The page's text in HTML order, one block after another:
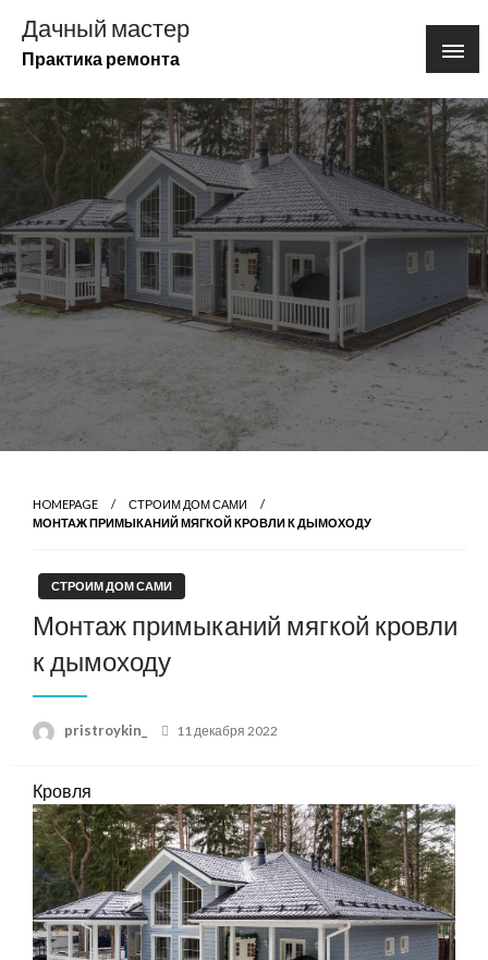
содержимому
Дачный мастер
Практика ремонта
HOMEPAGE
СТРОИМ ДОМ САМИ
МОНТАЖ ПРИМЫКАНИЙ МЯГКОЙ КРОВЛИ К ДЫМОХОДУ
СТРОИМ ДОМ САМИ
Монтаж примыканий мягкой кровли
к дымоходу
pristroykin_
Posted
11 декабря 2022
Кровля